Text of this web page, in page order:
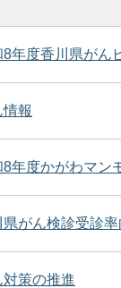
8年度香川県がん
情報
8年度かがわマン
県がん検診受診
対策の推進